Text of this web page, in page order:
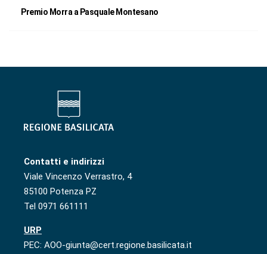
Premio Morra a Pasquale Montesano
Contatti e indirizzi
Viale Vincenzo Verrastro, 4
85100 Potenza PZ
Tel 0971 661111
URP
PEC: AOO-giunta@cert.regione.basilicata.it